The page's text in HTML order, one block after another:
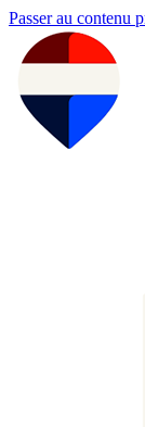
Passer au contenu